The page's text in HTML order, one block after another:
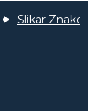
Slikar